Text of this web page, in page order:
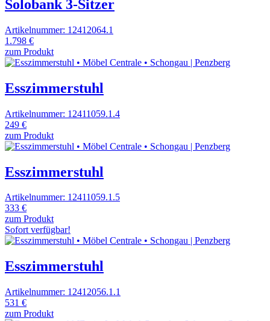
Solobank 3-Sitzer
Artikelnummer: 12412064.1
1.798 €
zum Produkt
Esszimmerstuhl
Artikelnummer: 12411059.1.4
249 €
zum Produkt
Esszimmerstuhl
Artikelnummer: 12411059.1.5
333 €
zum Produkt
Sofort verfügbar!
Esszimmerstuhl
Artikelnummer: 12412056.1.1
531 €
zum Produkt